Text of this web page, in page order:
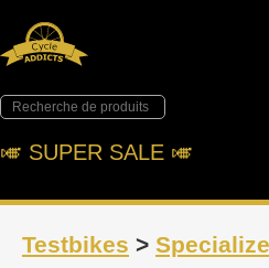
🎺︎ SUPER SALE 🎺︎
Testbikes >